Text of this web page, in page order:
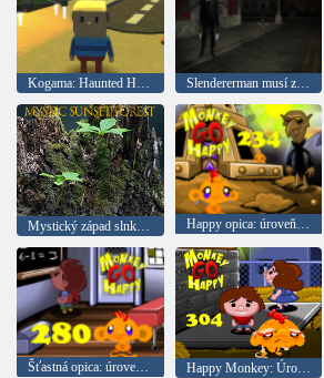
Kogama: Haunted House Slendererman musí zomrieť: pokojné ulice
Happy opica: úroveň 234
Šťastná opica: úroveň 280 Happy Monkey: Úroveň 304